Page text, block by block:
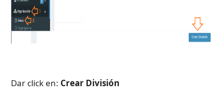
Dar click en: Crear División